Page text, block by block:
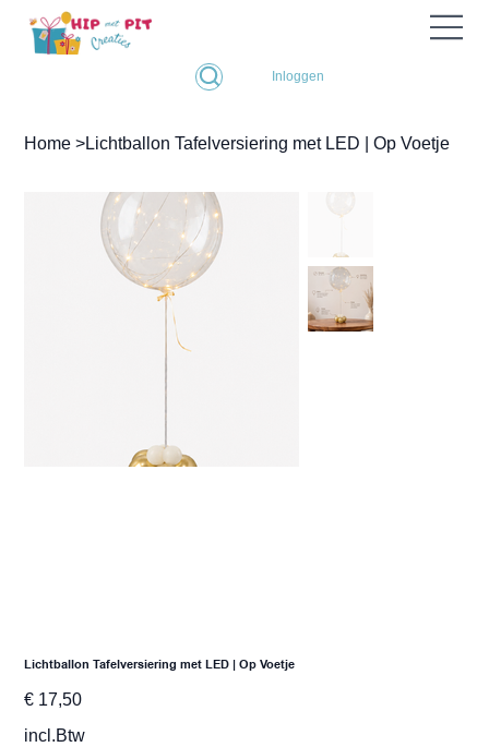
Inloggen
Home >Lichtballon Tafelversiering met LED | Op Voetje
Lichtballon Tafelversiering met LED | Op Voetje
Prijs
€ 17,50
incl.Btw